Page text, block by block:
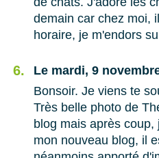
demain car chez moi,
horaire, je m'endors
6.
Le mardi, 9
Bonsoir. Je viens te
Très belle photo de
blog mais après
mon nouveau blog, il